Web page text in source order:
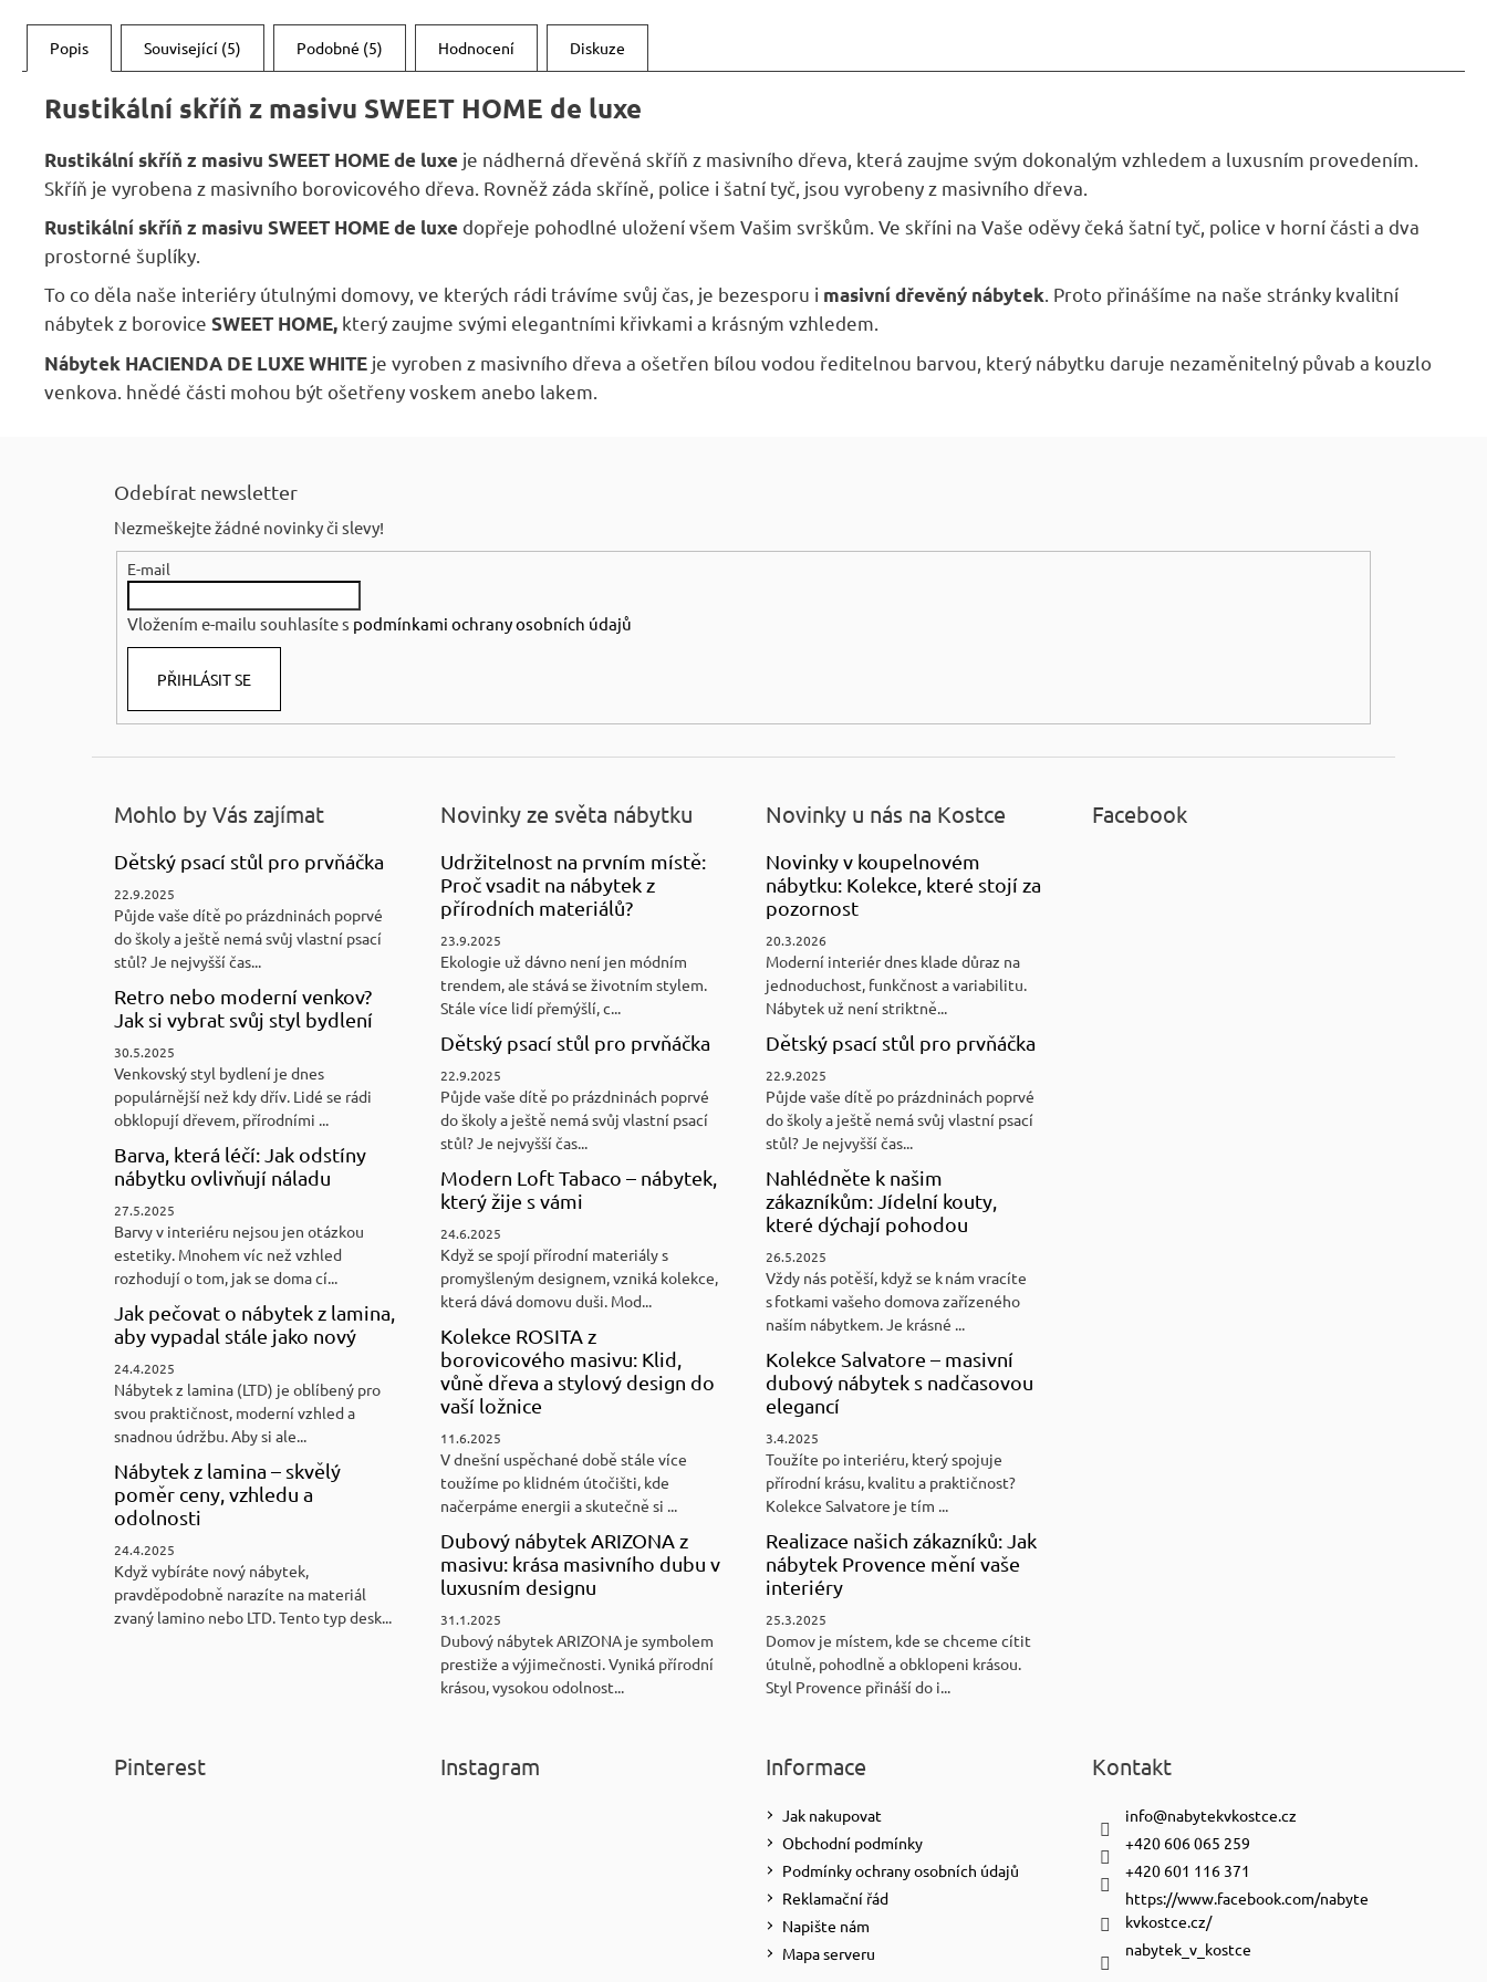
Popis Související (5) Podobné (5) Hodnocení Diskuze
Rustikální skříň z masivu SWEET HOME de luxe
Rustikální skříň z masivu SWEET HOME de luxe je nádherná dřevěná skříň z masivního dřeva, která zaujme svým dokonalým vzhledem a luxusním provedením.
Skříň je vyrobena z masivního borovicového dřeva. Rovněž záda skříně, police i šatní tyč, jsou vyrobeny z masivního dřeva.
Rustikální skříň z masivu SWEET HOME de luxedopřeje pohodlné uložení všem Vašim svrškům. Ve skříni na Vaše oděvy čeká šatní tyč, police v horní části a dva
prostorné šuplíky.
To co děla naše interiéry útulnými domovy, ve kterých rádi trávíme svůj čas, je bezesporu i masivní dřevěný nábytek. Proto přinášíme na naše stránky kvalitní
nábytek z borovice SWEET HOME, který zaujme svými elegantními křivkami a krásným vzhledem.
Nábytek HACIENDA DE LUXE WHITE je vyroben z masivního dřeva a ošetřen bílou vodou ředitelnou barvou, který nábytku daruje nezaměnitelný půvab a kouzlo
venkova. hnědé části mohou být ošetřeny voskem anebo lakem.
Odebírat newsletter
Nezmeškejte žádné novinky či slevy!
E-mail
Vložením e-mailu souhlasíte s podmínkami ochrany osobních údajů
PŘIHLÁSIT SE
Mohlo by Vás zajímat
Dětský psací stůl pro prvňáčka
22.9.2025
Půjde vaše dítě po prázdninách poprvé
do školy a ještě nemá svůj vlastní psací
stůl? Je nejvyšší čas...
Retro nebo moderní venkov?
Jak si vybrat svůj styl bydlení
30.5.2025
Venkovský styl bydlení je dnes
populárnější než kdy dřív. Lidé se rádi
obklopují dřevem, přírodními ...
Barva, která léčí: Jak odstíny
nábytku ovlivňují náladu
27.5.2025
Barvy v interiéru nejsou jen otázkou
estetiky. Mnohem víc než vzhled
rozhodují o tom, jak se doma cí...
Jak pečovat o nábytek z lamina,
aby vypadal stále jako nový
24.4.2025
Nábytek z lamina (LTD) je oblíbený pro
svou praktičnost, moderní vzhled a
snadnou údržbu. Aby si ale...
Nábytek z lamina – skvělý
poměr ceny, vzhledu a
odolnosti
24.4.2025
Když vybíráte nový nábytek,
pravděpodobně narazíte na materiál
zvaný lamino nebo LTD. Tento typ desk...
Novinky ze světa nábytku
Udržitelnost na prvním místě:
Proč vsadit na nábytek z
přírodních materiálů?
23.9.2025
Ekologie už dávno není jen módním
trendem, ale stává se životním stylem.
Stále více lidí přemýšlí, c...
Dětský psací stůl pro prvňáčka
22.9.2025
Půjde vaše dítě po prázdninách poprvé
do školy a ještě nemá svůj vlastní psací
stůl? Je nejvyšší čas...
Modern Loft Tabaco – nábytek,
který žije s vámi
24.6.2025
Když se spojí přírodní materiály s
promyšleným designem, vzniká kolekce,
která dává domovu duši. Mod...
Kolekce ROSITA z
borovicového masivu: Klid,
vůně dřeva a stylový design do
vaší ložnice
11.6.2025
V dnešní uspěchané době stále více
toužíme po klidném útočišti, kde
načerpáme energii a skutečně si ...
Dubový nábytek ARIZONA z
masivu: krása masivního dubu v
luxusním designu
31.1.2025
Dubový nábytek ARIZONA je symbolem
prestiže a výjimečnosti. Vyniká přírodní
krásou, vysokou odolnost...
Novinky u nás na Kostce
Novinky v koupelnovém
nábytku: Kolekce, které stojí za
pozornost
20.3.2026
Moderní interiér dnes klade důraz na
jednoduchost, funkčnost a variabilitu.
Nábytek už není striktně...
Dětský psací stůl pro prvňáčka
22.9.2025
Půjde vaše dítě po prázdninách poprvé
do školy a ještě nemá svůj vlastní psací
stůl? Je nejvyšší čas...
Nahlédněte k našim
zákazníkům: Jídelní kouty,
které dýchají pohodou
26.5.2025
Vždy nás potěší, když se k nám vracíte
s fotkami vašeho domova zařízeného
naším nábytkem. Je krásné ...
Kolekce Salvatore – masivní
dubový nábytek s nadčasovou
elegancí
3.4.2025
Toužíte po interiéru, který spojuje
přírodní krásu, kvalitu a praktičnost?
Kolekce Salvatore je tím ...
Realizace našich zákazníků: Jak
nábytek Provence mění vaše
interiéry
25.3.2025
Domov je místem, kde se chceme cítit
útulně, pohodlně a obklopeni krásou.
Styl Provence přináší do i...
Facebook
Pinterest Instagram Informace
Jak nakupovat
Obchodní podmínky
Podmínky ochrany osobních údajů
Reklamační řád
Napište nám
Mapa serveru
Kontakt
info@nabytekvkostce.cz
+420 606 065 259
+420 601 116 371
https://www.facebook.com/nabyte
kvkostce.cz/
nabytek_v_kostce